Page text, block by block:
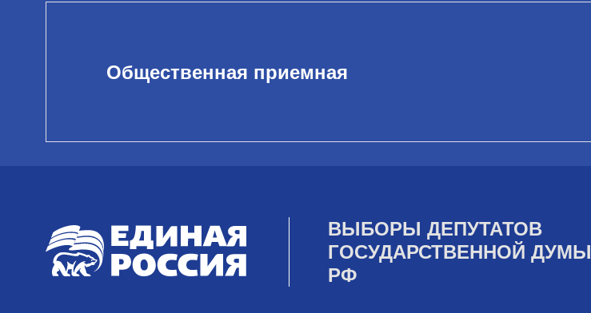
Общественная приемная
ВЫБОРЫ ДЕПУТАТОВ
ГОСУДАРСТВЕННОЙ ДУМЫ
РФ